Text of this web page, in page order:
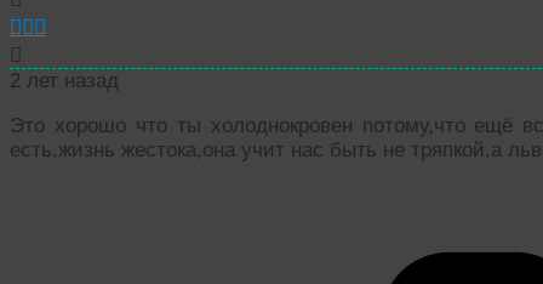
2 лет назад
Это хорошо что ты холоднокровен потому,что ещё
есть,жизнь жестока,она учит нас быть не тряпкой,а